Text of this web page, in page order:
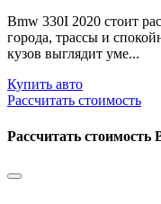
Bmw 330I 2020 стоит
города, трассы и
кузов выглядит уме...
Купить авто
Рассчитать стоимость
Рассчитать стоимость